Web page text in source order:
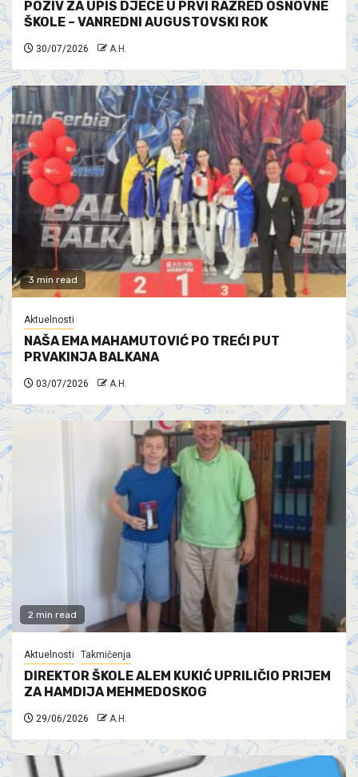
POZIV ZA UPIS DJECE U PRVI RAZRED OSNOVNE
ŠKOLE – VANREDNI AUGUSTOVSKI ROK
30/07/2026 A.H.
3 min read
Aktuelnosti
NAŠA EMA MAHAMUTOVIĆ PO TREĆI PUT
PRVAKINJA BALKANA
03/07/2026 A.H.
2 min read
Aktuelnosti Takmičenja
DIREKTOR ŠKOLE ALEM KUKIĆ UPRILIČIO PRIJEM
ZA HAMDIJA MEHMEDOSKOG
29/06/2026 A.H.